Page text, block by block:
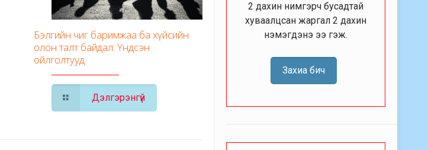
Бэлгийн чиг баримжаа ба хүйсийн
олон талт байдал: Үндсэн
ойлголтууд
Дэлгэрэнгүй
2 дахин нимгэрч бусадтай
хуваалцсан жаргал 2 дахин
нэмэгдэнэ ээ гэж.
Захиа бич